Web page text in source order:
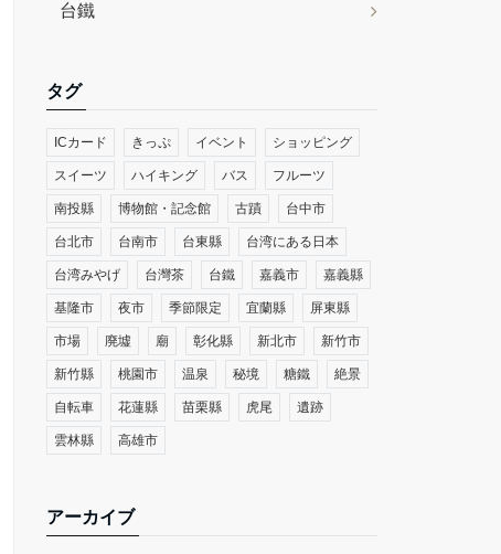
台鐵
タグ
ICカード きっぷ イベント ショッピング
スイーツ ハイキング バス フルーツ
南投縣 博物館・記念館 古蹟 台中市
台北市 台南市 台東縣 台湾にある日本
台湾みやげ 台灣茶 台鐵 嘉義市 嘉義縣
基隆市 夜市 季節限定 宜蘭縣 屏東縣
市場 廃墟 廟 彰化縣 新北市 新竹市
新竹縣 桃園市 温泉 秘境 糖鐵 絶景
自転車 花蓮縣 苗栗縣 虎尾 遺跡
雲林縣 高雄市
アーカイブ